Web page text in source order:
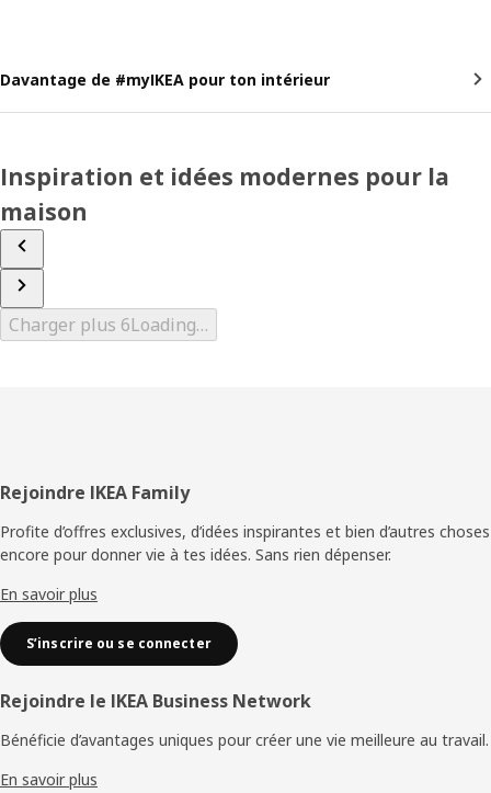
Davantage de #myIKEA pour ton intérieur
Inspiration et idées modernes pour la
maison
Charger plus 6Loading…
Pied
de
page
Rejoindre IKEA Family
Profite d’offres exclusives, d’idées inspirantes et bien d’autres choses
encore pour donner vie à tes idées. Sans rien dépenser.
En savoir plus
S’inscrire ou se connecter
Rejoindre le IKEA Business Network
Bénéficie d’avantages uniques pour créer une vie meilleure au travail.
En savoir plus